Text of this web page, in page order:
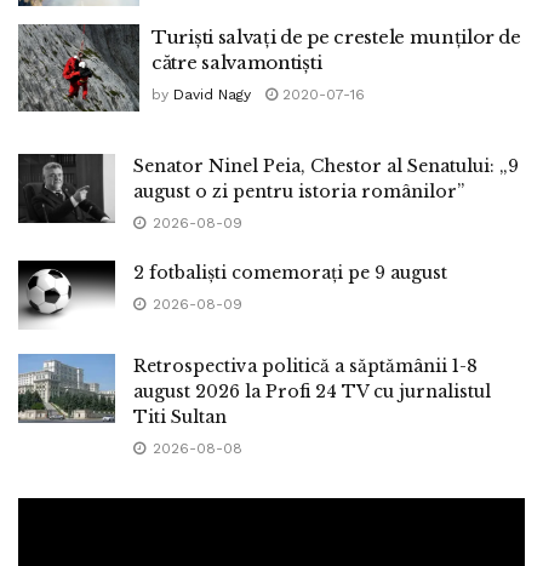
Turiști salvați de pe crestele munților de
către salvamontiști
by David Nagy 2020-07-16
Senator Ninel Peia, Chestor al Senatului: „9
august o zi pentru istoria românilor”
2026-08-09
2 fotbaliști comemorați pe 9 august
2026-08-09
Retrospectiva politică a săptămânii 1-8
august 2026 la Profi 24 TV cu jurnalistul
Titi Sultan
2026-08-08